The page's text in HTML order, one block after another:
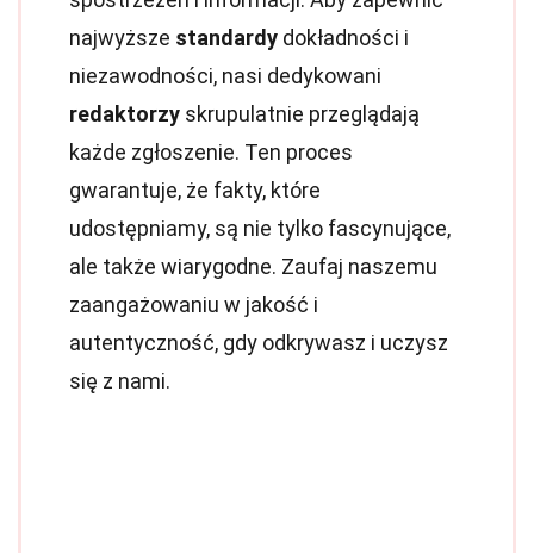
najwyższe standardy dokładności i
niezawodności, nasi dedykowani
redaktorzy skrupulatnie przeglądają
każde zgłoszenie. Ten proces
gwarantuje, że fakty, które
udostępniamy, są nie tylko fascynujące,
ale także wiarygodne. Zaufaj naszemu
zaangażowaniu w jakość i
autentyczność, gdy odkrywasz i uczysz
się z nami.